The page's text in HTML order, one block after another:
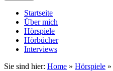
Startseite
Über mich
Hörspiele
Hörbücher
Interviews
Sie sind hier: Home » Hörspiele »